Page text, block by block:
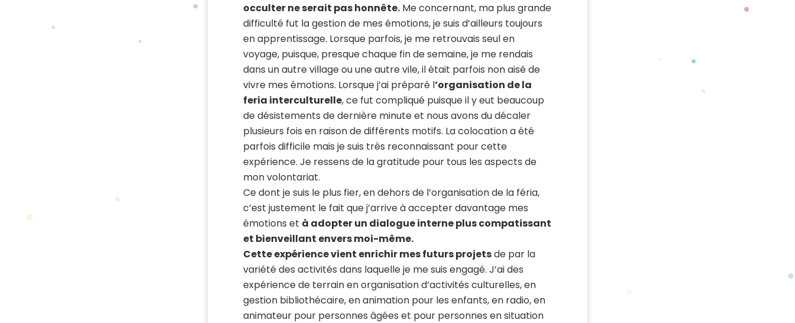
occulter ne serait pas honnête. Me concernant, ma plus grande
difficulté fut la gestion de mes émotions, je suis d’ailleurs toujours
en apprentissage. Lorsque parfois, je me retrouvais seul en
voyage, puisque, presque chaque fin de semaine, je me rendais
dans un autre village ou une autre vile, il était parfois non aisé de
vivre mes émotions. Lorsque j’ai préparé l’organisation de la
feria interculturelle, ce fut compliqué puisque il y eut beaucoup
de désistements de dernière minute et nous avons du décaler
plusieurs fois en raison de différents motifs. La colocation a été
parfois difficile mais je suis très reconnaissant pour cette
expérience. Je ressens de la gratitude pour tous les aspects de
mon volontariat.
Ce dont je suis le plus fier, en dehors de l’organisation de la féria,
c’est justement le fait que j’arrive à accepter davantage mes
émotions et à adopter un dialogue interne plus compatissant
et bienveillant envers moi-même.
Cette expérience vient enrichir mes futurs projetsde par la
variété des activités dans laquelle je me suis engagé. J’ai des
expérience de terrain en organisation d’activités culturelles, en
gestion bibliothécaire, en animation pour les enfants, en radio, en
animateur pour personnes âgées et pour personnes en situation